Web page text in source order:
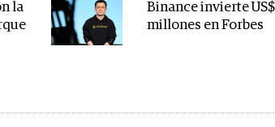
la
Binance invierte
millones en Forbes